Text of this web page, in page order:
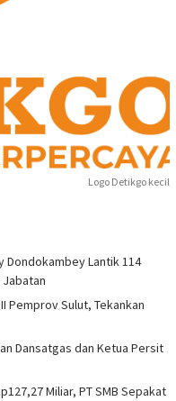
Logo Detikgo kecil
Dondokambey Lantik 114
Jabatan
Pemprov Sulut, Tekankan
Dansatgas dan Ketua Persit
Miliar, PT SMB Sepakat